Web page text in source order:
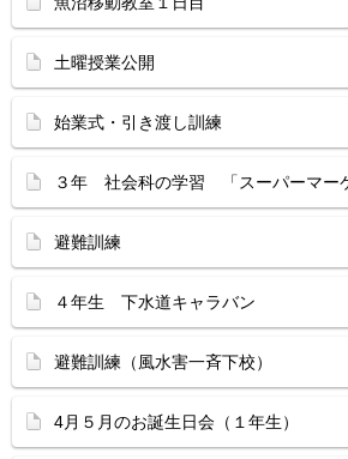
土曜授業公開
始業式・引き渡し訓練
３年 社会科の学習 「スーパーマー
避難訓練
４年生 下水道キャラバン
避難訓練（風水害一斉下校）
4月５月のお誕生日会（１年生）